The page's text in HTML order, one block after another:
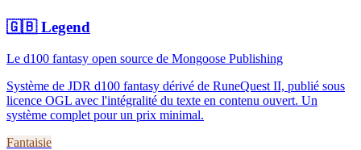
🇬🇧Legend
Le d100 fantasy open source de Mongoose Publishing
Système de JDR d100 fantasy dérivé de RuneQuest II, publié sous
licence OGL avec l'intégralité du texte en contenu ouvert. Un
système complet pour un prix minimal.
Fantaisie